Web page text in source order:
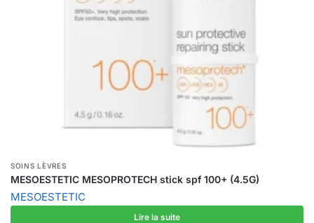
SOINS LÈVRES
MESOESTETIC MESOPROTECH stick spf 100+ (4.5G)
MESOESTETIC
Lire la suite